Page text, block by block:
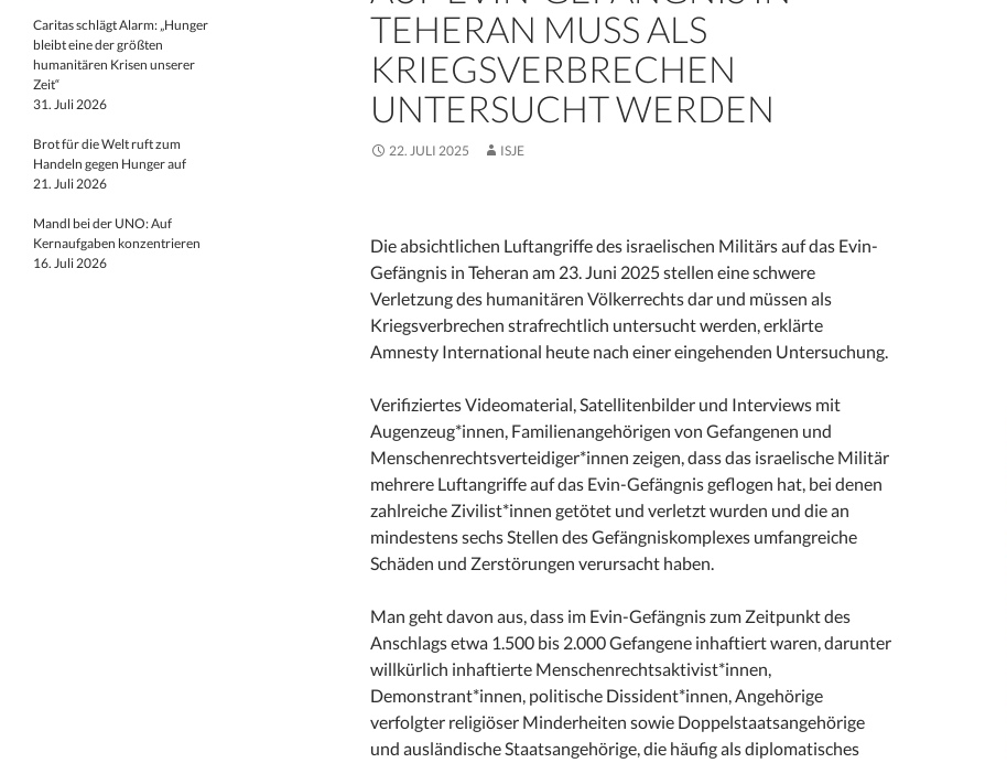
TEHERAN MUSS ALS
KRIEGSVERBRECHEN
UNTERSUCHT WERDEN
22. JULI 2025 ISJE
Die absichtlichen Luftangriffe des israelischen Militärs auf das Evin-
Gefängnis in Teheran am 23. Juni 2025 stellen eine schwere
Verletzung des humanitären Völkerrechts dar und müssen als
Kriegsverbrechen strafrechtlich untersucht werden, erklärte
Amnesty International heute nach einer eingehenden Untersuchung.
Verifiziertes Videomaterial, Satellitenbilder und Interviews mit
Augenzeug*innen, Familienangehörigen von Gefangenen und
Menschenrechtsverteidiger*innen zeigen, dass das israelische Militär
mehrere Luftangriffe auf das Evin-Gefängnis geflogen hat, bei denen
zahlreiche Zivilist*innen getötet und verletzt wurden und die an
mindestens sechs Stellen des Gefängniskomplexes umfangreiche
Schäden und Zerstörungen verursacht haben.
Man geht davon aus, dass im Evin-Gefängnis zum Zeitpunkt des
Anschlags etwa 1.500 bis 2.000 Gefangene inhaftiert waren, darunter
willkürlich inhaftierte Menschenrechtsaktivist*innen,
Demonstrant*innen, politische Dissident*innen, Angehörige
verfolgter religiöser Minderheiten sowie Doppelstaatsangehörige
und ausländische Staatsangehörige, die häufig als diplomatisches
Caritas schlägt Alarm: „Hunger
bleibt eine der größten
humanitären Krisen unserer
Zeit“
31. Juli 2026
Brot für die Welt ruft zum
Handeln gegen Hunger auf
21. Juli 2026
Mandl bei der UNO: Auf
Kernaufgaben konzentrieren
16. Juli 2026